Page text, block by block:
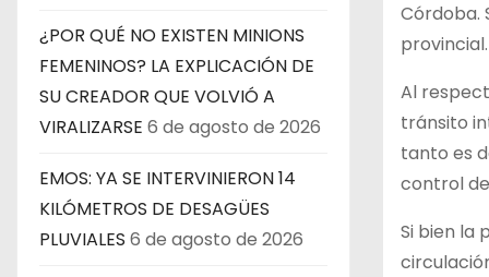
¿POR QUÉ NO EXISTEN MINIONS
FEMENINOS? LA EXPLICACIÓN DE
SU CREADOR QUE VOLVIÓ A
VIRALIZARSE 6 de agosto de 2026
EMOS: YA SE INTERVINIERON 14
KILÓMETROS DE DESAGÜES
PLUVIALES 6 de agosto de 2026
Córdoba.
provincial.
Al
tránsito
tanto es
control
Si bien la